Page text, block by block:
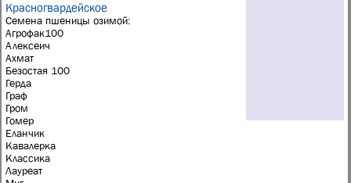
Красногвардейское
Семена пшеницы озимой:
Агрофак100
Алексеич
Ахмат
Безостая 100
Герда
Граф
Гром
Гомер
Еланчик
Кавалерка
Классика
Лауреат